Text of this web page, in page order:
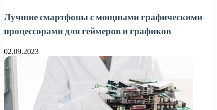
Лучшие смартфоны с мощными графическими
процессорами для геймеров и графиков
02.09.2023